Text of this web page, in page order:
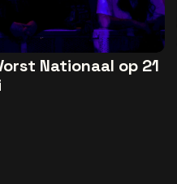
Nationaal op 21